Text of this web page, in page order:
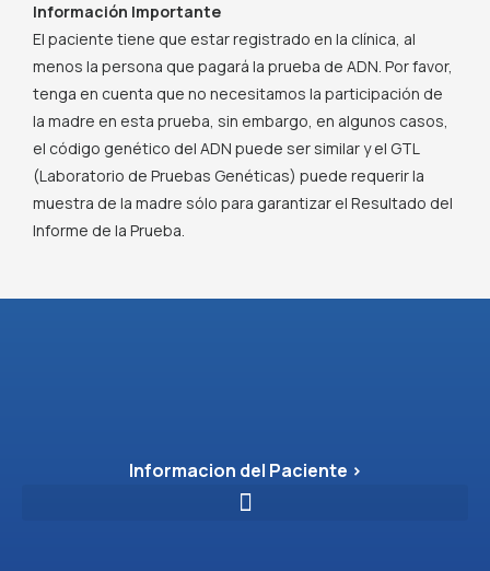
Información Importante
El paciente tiene que estar registrado en la clínica, al
menos la persona que pagará la prueba de ADN. Por favor,
tenga en cuenta que no necesitamos la participación de
la madre en esta prueba, sin embargo, en algunos casos,
el código genético del ADN puede ser similar y el GTL
(Laboratorio de Pruebas Genéticas) puede requerir la
muestra de la madre sólo para garantizar el Resultado del
Informe de la Prueba.
Informacion del Paciente >